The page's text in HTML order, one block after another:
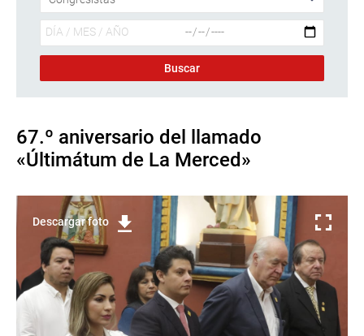
67.º aniversario del llamado
«Últimátum de La Merced»
Descargar foto